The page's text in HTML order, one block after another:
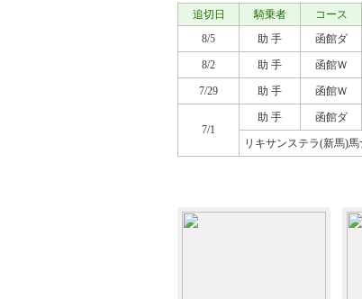
追切日 騎乗者 コース
8/5
助 手 函館ダ
8/2 助 手 函館Ｗ
7/29 助 手 函館Ｗ
7/1
助 手 函館ダ
リキサンステラ(新馬)